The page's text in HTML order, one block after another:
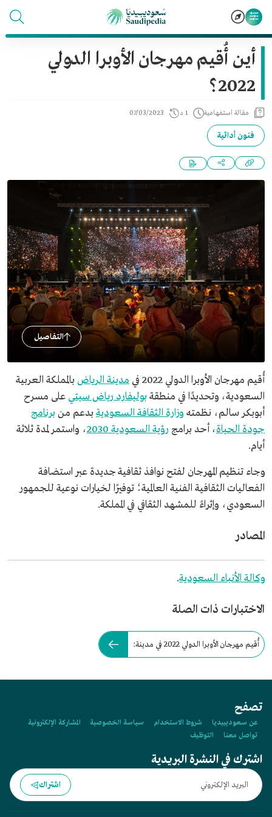
أين أُقيم مهرجان الأوبرا الدولي
2022؟
مقالة استفهامية 1 د 07/03/2023
فنون أدائية
التفاصيل
أُقيم مهرجان الأوبرا الدولي 2022 في مدينة الرياض بالمملكة العربية
السعودية، وتحديدًا في منطقة بوليفارد رياض سيتي على مسرح
أبوبكر سالم، نظمته وزارة الثقافة السعودية بدعم من برنامج
جودة الحياة، أحد برامج رؤية السعودية 2030
، واستمر لمدة ثلاثة
أيام.
وجاء تنظيم المهرجان لفتح نوافذ ثقافية جديدة عبر استضافة
الفعاليات الثقافية الفنية العالمية؛ توفيرًا لخيارات نوعية للجمهور
السعودي، وإثراءً للمشهد الثقافي في المملكة.
المصادر
وكالة الأنباء السعودية.
الاختبارات ذات الصلة
أُقيم مهرجان الأوبرا الدولي 2022 في مدينة:
تصفح
عن سعوديبيديا شروط الاستخدام سياسة الخصوصية
المشاركة الإلكترونية
تواصل معنا
التوظيف
اشترك في النشرة البريدية
اشتراك